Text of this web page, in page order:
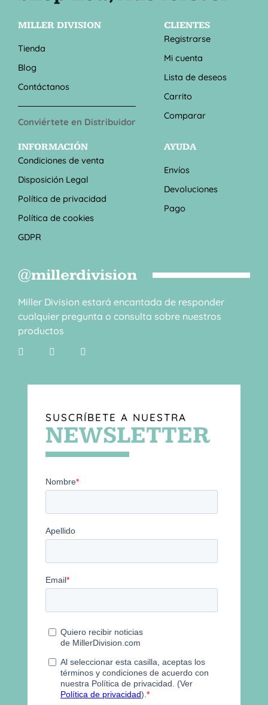
MILLER DIVISION
Tienda
Blog
Contáctanos
Conviértete en Distribuidor
CLIENTES
Registrarse
Mi cuenta
Lista de deseos
Carrito
Comparar
INFORMACIÓN
Condiciones de venta
Disposición Legal
Política de privacidad
Política de cookies
GDPR
AYUDA
Envíos
Devoluciones
Pago
@millerdivision
Miller Division estará encantada de responder
cualquier pregunta o consulta sobre nuestros
productos
SUSCRÍBETE A NUESTRA
NEWSLETTER